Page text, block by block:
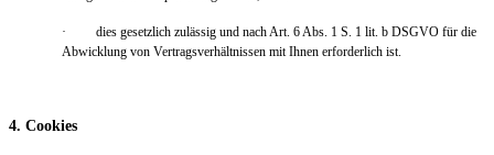
· dies gesetzlich zulässig und nach Art. 6 Abs. 1 S. 1 lit. b DSGVO für die
Abwicklung von Vertragsverhältnissen mit Ihnen erforderlich ist.
4. Cookies